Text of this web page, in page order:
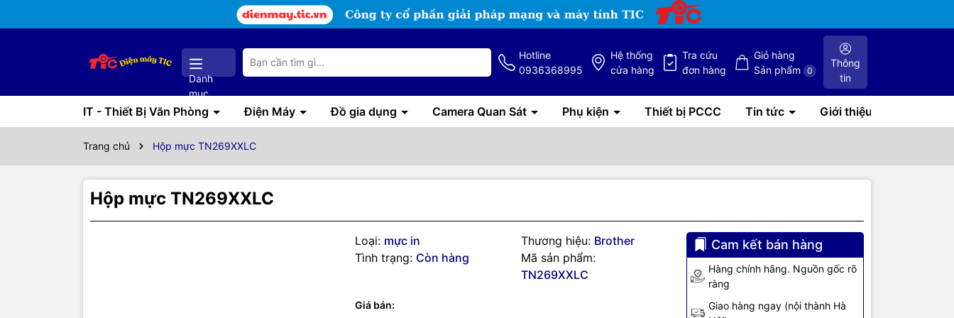
Danh
mục
Hotline
0936368995
Hệ thống
cửa hàng
Tra cứu
đơn hàng
Giỏ hàng
Sản phẩm
0
Thông
tin
IT - Thiết Bị Văn Phòng Điện Máy Đồ gia dụng Camera Quan Sát Phụ kiện Thiết bị PCCC Tin tức Giới thiệu
Trang chủ Hộp mực TN269XXLC
Hộp mực TN269XXLC
Loại: mực in Thương hiệu: Brother
Tình trạng: Còn hàng
Mã sản phẩm:
TN269XXLC
Giá bán:
Cam kết bán hàng
Hàng chính hãng. Nguồn gốc rõ
ràng
Giao hàng ngay (nội thành Hà
Thông số kỹ thuật
là mã sản phẩm củahộp mực laser màu Xanh dương dung lượng siêu lớn
(Super High Yield Cyan Toner Cartridge) chính hãng Brother.
Đây là phiên bản màu xanh có dung lượng in cao nhất, lớn hơn cả bản tiêu chuẩn (TN269C)